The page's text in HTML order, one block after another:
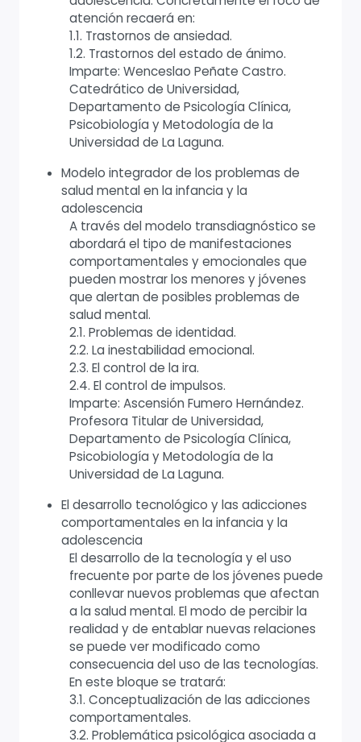
atención recaerá en:
1.1. Trastornos de ansiedad.
1.2. Trastornos del estado de ánimo.
Imparte: Wenceslao Peñate Castro.
Catedrático de Universidad,
Departamento de Psicología Clínica,
Psicobiología y Metodología de la
Universidad de La Laguna.
Modelo integrador de los problemas de
salud mental en la infancia y la
adolescencia
A través del modelo transdiagnóstico se
abordará el tipo de manifestaciones
comportamentales y emocionales que
pueden mostrar los menores y jóvenes
que alertan de posibles problemas de
salud mental.
2.1. Problemas de identidad.
2.2. La inestabilidad emocional.
2.3. El control de la ira.
2.4. El control de impulsos.
Imparte: Ascensión Fumero Hernández.
Profesora Titular de Universidad,
Departamento de Psicología Clínica,
Psicobiología y Metodología de la
Universidad de La Laguna.
El desarrollo tecnológico y las adicciones
comportamentales en la infancia y la
adolescencia
El desarrollo de la tecnología y el uso
frecuente por parte de los jóvenes puede
conllevar nuevos problemas que afectan
a la salud mental. El modo de percibir la
realidad y de entablar nuevas relaciones
se puede ver modificado como
consecuencia del uso de las tecnologías.
En este bloque se tratará:
3.1. Conceptualización de las adicciones
comportamentales.
3.2. Problemática psicológica asociada a